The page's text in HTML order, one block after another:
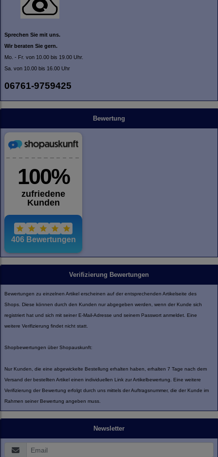
Sprechen Sie mit uns.
Wir beraten Sie gern.
Mo. - Fr. von 10.00 bis 19.00 Uhr.
Sa. von 10.00 bis 16.00 Uhr
06761-9759425
Bewertung
Verifizierung Bewertungen
Bewertungen zu einzelnen Artikel erscheinen auf der entsprechenden Artikelseite des
Shops. Diese können durch den Kunden nur abgegeben werden, wenn der Kunde sich
registriert hat und sich mit seiner E-Mail-Adresse und seinem Passwort anmeldet. Eine
weitere Verifizierung findet nicht statt.
Shopbewertungen über Shopauskunft:
Nur Kunden, die eine abgewickelte Bestellung erhalten haben, erhalten 7 Tage nach dem
Versand der bestellten Artikel einen individuellen Link zur Artikelbewertung. Eine weitere
Verifizierung der Bewertung erfolgt durch uns mittels der Auftragsnummer, die der Kunde im
Rahmen seiner Bewertung angeben muss.
Newsletter